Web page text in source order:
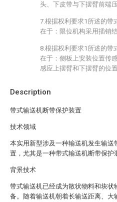
Description
带式输送机断带保护装置
技术领域
本实用新型涉及一种输送机发生输送
置，尤其是一种带式输送机断带保护
背景技术
带式输送机已经成为散状物料和块状
备。随着输送机朝着长输送距离、大
头、下皮带与下摆臂前端
7.根据权利要求1所述的带
在于：限位机构采用插销
8.根据权利要求1所述的带
在于：侧板上安装位置传
感应上摆臂和下摆臂的位